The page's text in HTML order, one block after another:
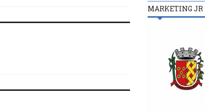
MARKETING JR